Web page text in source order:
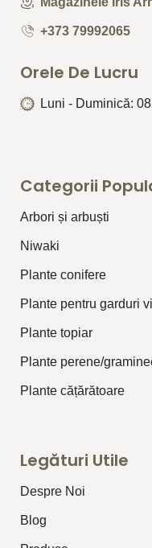
+373 79992065
Orele De Lucru
Luni - Duminică:
Categorii
Arbori și arbuști
⁠Niwaki
Plante conifere
Plante pentru garduri
Plante topiar
Plante perene/
Plante cățărătoare
Legături Utile
Despre Noi
Blog